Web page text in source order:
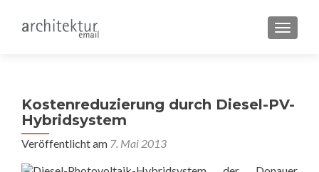
Kostenreduzierung durch Diesel-PV-
Hybridsystem
Veröffentlicht am 7. Mai 2013